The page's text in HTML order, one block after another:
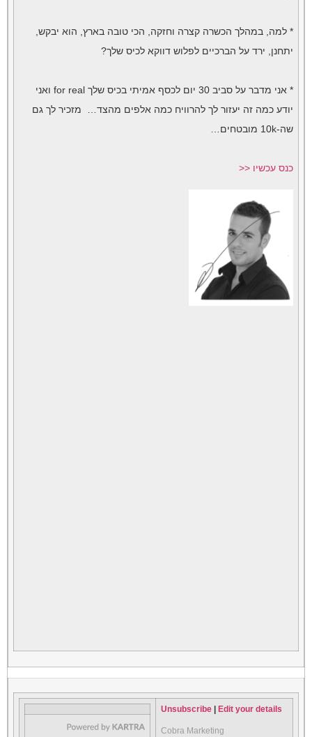
* למה, במהלך הכשרה קצרה וחזקה, הכי טובה בארץ, הוא יבקש,
יתחנן, ירד על הברכיים לפלוש דווקא לכיס שלך?
* אני מדבר על סביב 30 יום לכסף אמיתי בכיס שלך for real ואני
יודע כמה זה יעזור לך להרוויח כמה אלפים מהצד… מזכיר לך גם
שה-10k מובטחים…
כנס עכשיו <<
Unsubscribe Edit your details
Cobra Marketing